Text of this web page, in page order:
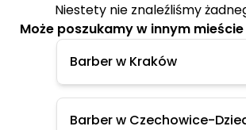
Niestety nie znaleźliśmy
Może poszukamy w innym
Barber w Kraków
Barber w Czechowice-